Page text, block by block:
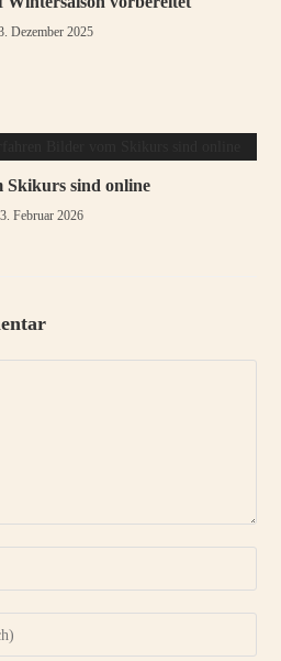
Dezember 2025
Skikurs sind online
3. Februar 2026